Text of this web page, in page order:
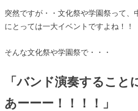
突然ですが・・文化祭や学園祭って、
にとっては一大イベントですよね！！
そんな文化祭や学園祭で・・・
「バンド演奏すること
あーーー！！！！」